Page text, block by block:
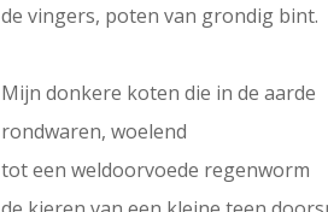
de vingers, poten van grondig bint.
Mijn donkere koten die in de aarde
rondwaren, woelend
tot een weldoorvoede regenworm